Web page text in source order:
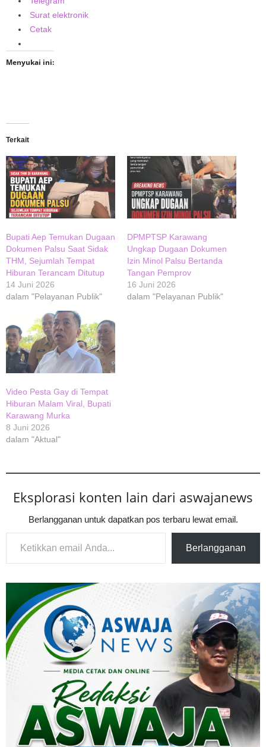
Surat elektronik
Cetak
Menyukai ini:
Terkait
Bupati Aep Temukan Dugaan
Dokumen Palsu Saat Sidak
THM, Sejumlah Tempat
Hiburan Terancam Ditutup
14 Juni 2026
dalam "Pelayanan Publik"
DPMPTSP Karawang
Ungkap Dugaan Dokumen
Izin Minol Palsu Bertanda
Tangan Pemprov
16 Juni 2026
dalam "Pelayanan Publik"
Video Pesta Gay di Tempat
Hiburan Malam Viral, Bupati
Karawang Murka
8 Juni 2026
dalam "Aktual"
Eksplorasi konten lain dari aswajanews
Berlangganan untuk dapatkan pos terbaru lewat email.
Ketikkan email Anda...
Berlangganan